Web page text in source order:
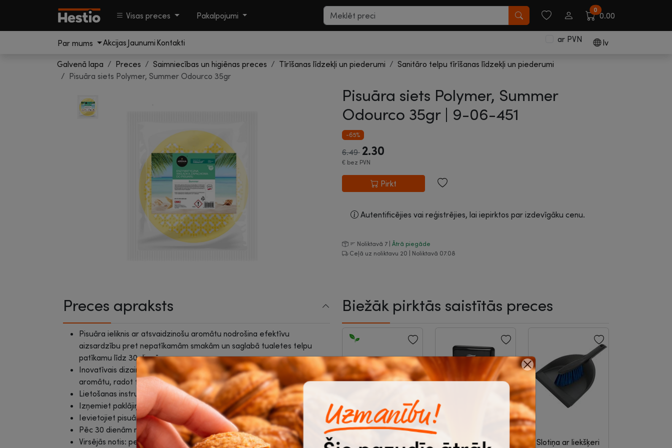
Visas preces Pakalpojumi
0
0.00
Par mums Akcijas Jaunumi Kontakti ar PVN lv
Galvenā lapa Preces Saimniecības un higiēnas preces Tīrīšanas līdzekļi un piederumi
Sanitāro telpu tīrīšanas līdzekļi un piederumi
Pisuāra siets Polymer, Summer Odourco 35gr
Pisuāra siets Polymer, Summer
Odourco 35gr | 9-06-451
-65%
6.49 2.30
€ bez PVN
Pirkt
Autentificējies vai reģistrējies, lai iepirktos par izdevīgāku cenu.
Noliktavā 7 | Ātrā piegāde
Ceļā uz noliktavu 20 | Noliktavā 07.08
Preces apraksts
Pisuāra ieliknis ar atsvaidzinošu aromātu nodrošina efektīvu
aizsardzību pret nepatīkamām smakām un saglabā tualetes telpu
patīkamu līdz 30 dienām.
Inovatīvais dizains ne tikai bloķē noteku, bet arī izdala vieglu, augļainu
aromātu, radot tīrības un svaiguma sajūtu.
Lietošanas instrukcija.
Izņemiet paklājiņu no iepakojuma.
Ievietojiet pisuārā ar plakano pusi uz leju, pilnībā nosedzot noteku.
Pēc 30 dienām nomainiet paklājiņu ar jaunu.
Virsējās notis: persiks, ābols.
Biežāk pirktās saistītās preces
Higiēnas
Slotiņa ar liekšķeri